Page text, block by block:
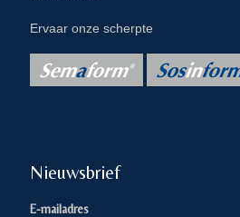
Ervaar onze scherpte
Nieuwsbrief
E-mailadres